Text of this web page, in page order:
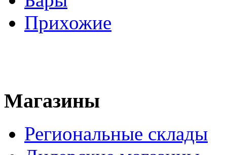
Прихожие
Магазины
Региональные склады